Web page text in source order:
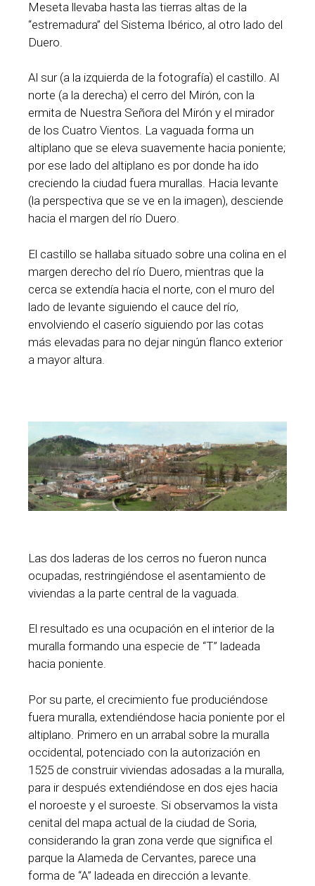
Meseta llevaba hasta las tierras altas de la
“estremadura” del Sistema Ibérico, al otro lado del
Duero.
Al sur (a la izquierda de la fotografía) el castillo. Al
norte (a la derecha) el cerro del Mirón, con la
ermita de Nuestra Señora del Mirón y el mirador
de los Cuatro Vientos. La vaguada forma un
altiplano que se eleva suavemente hacia poniente;
por ese lado del altiplano es por donde ha ido
creciendo la ciudad fuera murallas. Hacia levante
(la perspectiva que se ve en la imagen), desciende
hacia el margen del río Duero.
El castillo se hallaba situado sobre una colina en el
margen derecho del río Duero, mientras que la
cerca se extendía hacia el norte, con el muro del
lado de levante siguiendo el cauce del río,
envolviendo el caserío siguiendo por las cotas
más elevadas para no dejar ningún flanco exterior
a mayor altura.
Las dos laderas de los cerros no fueron nunca
ocupadas, restringiéndose el asentamiento de
viviendas a la parte central de la vaguada.
El resultado es una ocupación en el interior de la
muralla formando una especie de “T” ladeada
hacia poniente.
Por su parte, el crecimiento fue produciéndose
fuera muralla, extendiéndose hacia poniente por el
altiplano. Primero en un arrabal sobre la muralla
occidental, potenciado con la autorización en
1525 de construir viviendas adosadas a la muralla,
para ir después extendiéndose en dos ejes hacia
el noroeste y el suroeste. Si observamos la vista
cenital del mapa actual de la ciudad de Soria,
considerando la gran zona verde que significa el
parque la Alameda de Cervantes, parece una
forma de “A” ladeada en dirección a levante.